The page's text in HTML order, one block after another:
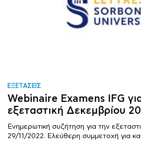
ΕΞΕΤΑΣΕΙΣ
Webinaire Examens IFG
εξεταστική Δεκεμβρίου
Ενημερωτική συζήτηση για την
29/11/2022. Ελεύθερη συμμετοχή για